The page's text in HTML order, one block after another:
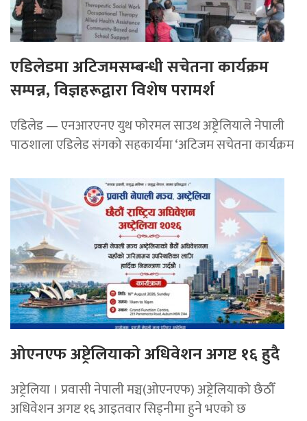
एडिलेडमा अटिजमसम्बन्धी सचेतना कार्यक्रम
सम्पन्न, विज्ञहरूद्वारा विशेष परामर्श
एडिलेड — एनआरएनए युथ फोरमल साउथ अष्ट्रेलियाले नेपाली
पाठशाला एडिलेड संगको सहकार्यमा ‘अटिजम सचेतना कार्यक्रम
ओएनएफ अष्ट्रेलियाको अधिवेशन अगष्ट १६ हुदै
अष्ट्रेलिया । प्रवासी नेपाली मञ्च(ओएनएफ) अष्ट्रेलियाको छैठौँ
अधिवेशन अगष्ट १६ आइतवार सिड्नीमा हुने भएको छ